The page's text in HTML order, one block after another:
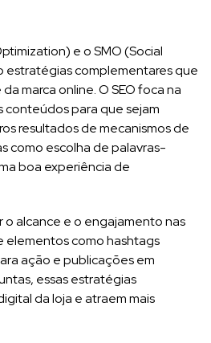
e o SMO (Social
estratégias complementares que
marca online. O SEO foca na
conteúdos para que sejam
resultados de mecanismos de
como escolha de palavras-
boa experiência de
o alcance e o engajamento nas
elementos como hashtags
ação e publicações em
essas estratégias
da loja e atraem mais